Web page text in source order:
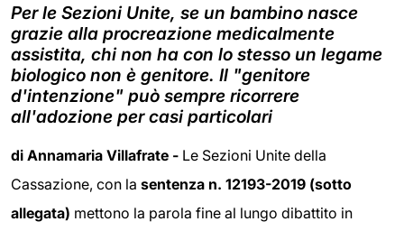
Per le Sezioni Unite, se un bambino nasce
grazie alla procreazione medicalmente
assistita, chi non ha con lo stesso un legame
biologico non è genitore. Il "genitore
d'intenzione" può sempre ricorrere
all'adozione per casi particolari
di Annamaria Villafrate - Le Sezioni Unite della
Cassazione, con la sentenza n. 12193-2019 (sotto
allegata) mettono la parola fine al lungo dibattito in